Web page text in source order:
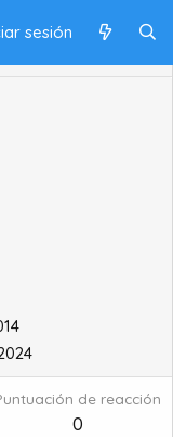
sesión
de reacción
0